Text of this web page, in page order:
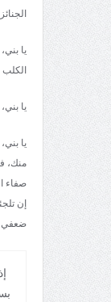
يا
الكلب
يا
يا
منك،
صفاء
إن
ضعفي